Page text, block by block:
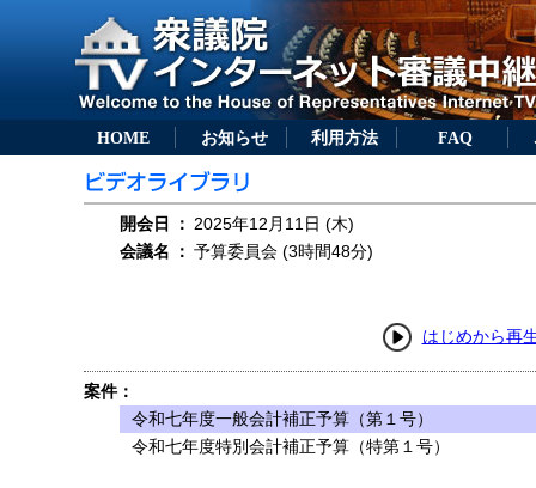
HOME お知らせ 利用方法 FAQ
開会日 ： 2025年12月11日 (木)
会議名
： 予算委員会 (3時間48分)
はじめから再
案件：
令和七年度一般会計補正予算（第１号）
令和七年度特別会計補正予算（特第１号）